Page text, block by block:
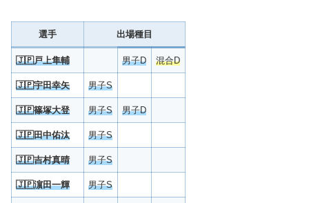
選手 出場種目
🇯🇵戸上隼輔 男子D 混合D
🇯🇵宇田幸矢 男子S
🇯🇵篠塚大登 男子S 男子D
🇯🇵田中佑汰 男子S
🇯🇵吉村真晴 男子S
🇯🇵濵田一輝 男子S